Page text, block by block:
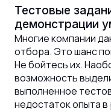
Тестовые
демонстрации
Многие компании
отбора. Это шанс
Не бойтесь их.
возможность
выполненное
недостаток опыта